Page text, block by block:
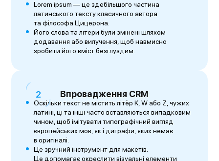
Lorem ipsum — це здебільшого частина
латинського тексту класичного автора
та філософа Цицерона.
Його слова та літери були змінені шляхом
додавання або вилучення, щоб навмисно
зробити його вміст безглуздим.
Впровадження CRM
Оскільки текст не містить літёр K, W або Z, чужих
латині, ці та інші часто вставляються випадковим
чином, щоб імітувати типографічний вигляд
європейських мов, як і диграфи, яких немає
в оригіналі.
Це зручний інструмент для макетів.
Це допомагає окреслити візуальні елементи